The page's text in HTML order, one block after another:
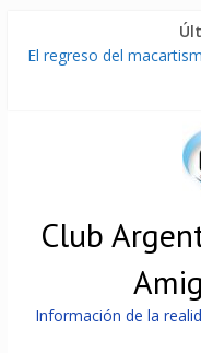
El regreso del
Milei firmó
China presenta robots
La Habana avanza en
Más de 7 000
Club
Información de la